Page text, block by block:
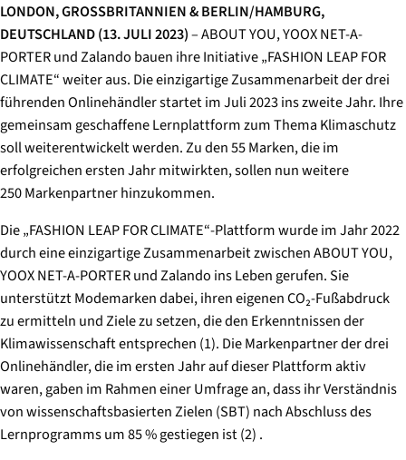
LONDON, GROSSBRITANNIEN & BERLIN/HAMBURG,
DEUTSCHLAND (13. JULI 2023)– ABOUT YOU, YOOX NET-A-
PORTER und Zalando bauen ihre Initiative „FASHION LEAP FOR
CLIMATE“ weiter aus. Die einzigartige Zusammenarbeit der drei
führenden Onlinehändler startet im Juli 2023 ins zweite Jahr. Ihre
gemeinsam geschaffene Lernplattform zum Thema Klimaschutz
soll weiterentwickelt werden. Zu den 55 Marken, die im
erfolgreichen ersten Jahr mitwirkten, sollen nun weitere
250 Markenpartner hinzukommen.
Die „FASHION LEAP FOR CLIMATE“-Plattform wurde im Jahr 2022
durch eine einzigartige Zusammenarbeit zwischen ABOUT YOU,
YOOX NET-A-PORTER und Zalando ins Leben gerufen. Sie
unterstützt Modemarken dabei, ihren eigenen CO₂-Fußabdruck
zu ermitteln und Ziele zu setzen, die den Erkenntnissen der
Klimawissenschaft entsprechen (1). Die Markenpartner der drei
Onlinehändler, die im ersten Jahr auf dieser Plattform aktiv
waren, gaben im Rahmen einer Umfrage an, dass ihr Verständnis
von wissenschaftsbasierten Zielen (SBT) nach Abschluss des
Lernprogramms um 85 % gestiegen ist (2) .